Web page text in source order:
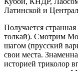
Латинской и
Получается
толкай). Смотрим
шагом (прусский
свои места.
историей триколор